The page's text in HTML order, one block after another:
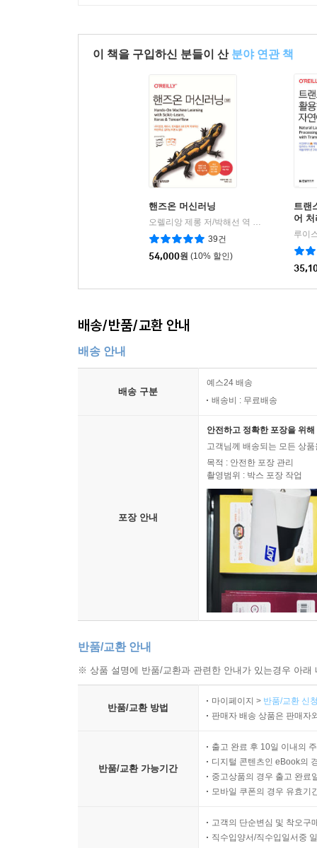
이 책을 구입하신 분들이 산 분야 연관 책
핸즈온 머신러닝
오렐리앙 제롱 저/박해선 역 | 한빛미디어
39건
54,000원 (10% 할인)
트랜
어 처
배송/반품/교환 안내
배송 안내
배송 구분
예스24 배송
배송비 : 무료배송
포장 안내
안전하고 정확한 포장을 위
고객님께 배송되는 모든 상
목적 : 안전한 포장 관리
촬영범위 : 박스 포장 작업
반품/교환 안내
※ 상품 설명에 반품/교환과 관련한 안내가 있는경우 아
반품/교환 방법
마이페이지 > 반품/교환 신
판매자 배송 상품은 판매자
반품/교환 가능기간
출고 완료 후 10일 이내의
디지털 콘텐츠인 eBook의
중고상품의 경우 출고 완료
모바일 쿠폰의 경우 유효기
고객의 단순변심 및 착오구
직수입양서/직수입일서중